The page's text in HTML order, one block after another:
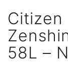
Citizen
58L –